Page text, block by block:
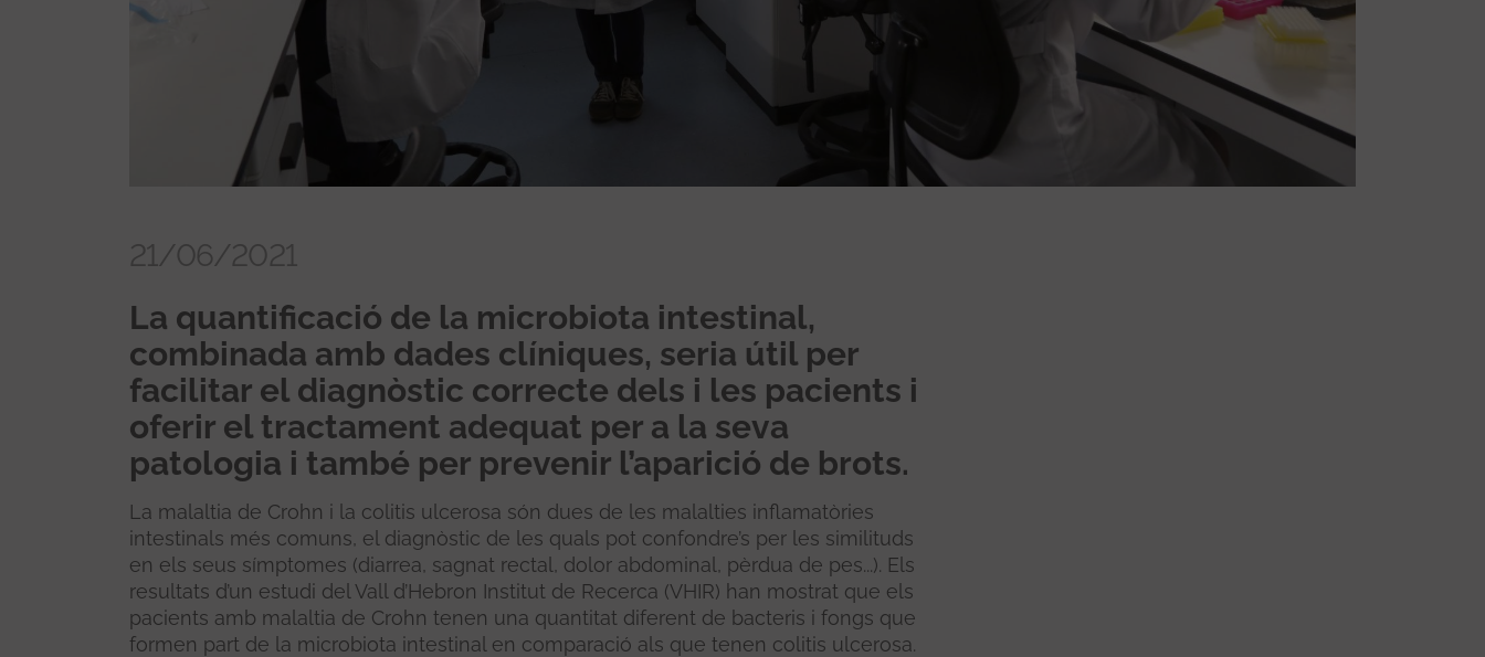
21/06/2021
La quantificació de la microbiota intestinal,
combinada amb dades clíniques, seria útil per
facilitar el diagnòstic correcte dels i les pacients i
oferir el tractament adequat per a la seva
patologia i també per prevenir l’aparició de brots.
La malaltia de Crohn i la colitis ulcerosa són dues de les malalties inflamatòries
intestinals més comuns, el diagnòstic de les quals pot confondre’s per les similituds
en els seus símptomes (diarrea, sagnat rectal, dolor abdominal, pèrdua de pes...). Els
resultats d’un estudi del Vall d’Hebron Institut de Recerca (VHIR) han mostrat que els
pacients amb malaltia de Crohn tenen una quantitat diferent de bacteris i fongs que
formen part de la microbiota intestinal en comparació als que tenen colitis ulcerosa.